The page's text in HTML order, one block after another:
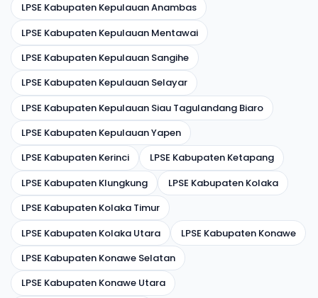
LPSE Kabupaten Kepulauan Anambas
LPSE Kabupaten Kepulauan Mentawai
LPSE Kabupaten Kepulauan Sangihe
LPSE Kabupaten Kepulauan Selayar
LPSE Kabupaten Kepulauan Siau Tagulandang Biaro
LPSE Kabupaten Kepulauan Yapen
LPSE Kabupaten Kerinci
LPSE Kabupaten Ketapang
LPSE Kabupaten Klungkung
LPSE Kabupaten Kolaka
LPSE Kabupaten Kolaka Timur
LPSE Kabupaten Kolaka Utara
LPSE Kabupaten Konawe
LPSE Kabupaten Konawe Selatan
LPSE Kabupaten Konawe Utara